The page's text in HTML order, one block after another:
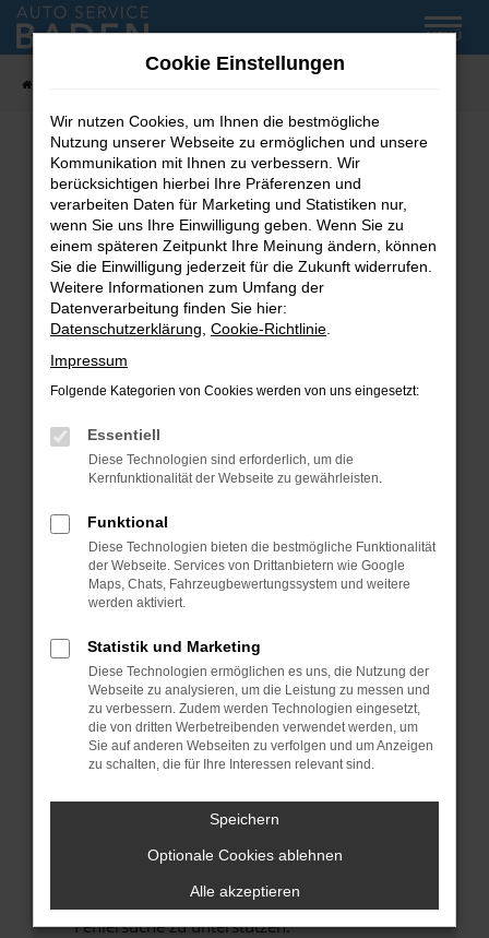
Zum
Hauptinhalt
MENÜ
Fehler: Network Error
Beim Laden ist ein Fehler aufgetreten.
Hier sind ein paar Tipps, die dir helfen können:
Überprüfe deine Firewall und deine
Internetverbindung.
Laden andere Webseiten, zum Beispiel deine
Suchmaschine?
Prüfe deine Browsererweiterungen.
können das Laden bestimmter Seiten
verhindern. Funktioniert die Seite in einem
Fenster?
Starte dein Gerät neu.
Das kann manchmal helfen, vorübergehende
Probleme zu beheben.
Betriebssystem auf dem neuesten Stand
sind.
Veraltete Software birgt nicht nur ein
Sicherheitsrisiko, sondern kann auch dazu
führen, dass bestimmte Funktionen nicht mehr
unterstützt werden.
Wende dich an den Webseitenbetreiber.
Wenn du alle oben genannten Schritte versucht
hast, kontaktiere uns bitte. Wir werden
uns diesen Text schicken, um uns bei der
Fehlersuche zu unterstützen:
Cookie Einstellungen
Wir nutzen Cookies, um Ihnen die bestmögliche
Nutzung unserer Webseite zu ermöglichen und unsere
Kommunikation mit Ihnen zu verbessern. Wir
berücksichtigen hierbei Ihre Präferenzen und
verarbeiten Daten für Marketing und Statistiken nur,
wenn Sie uns Ihre Einwilligung geben. Wenn Sie zu
einem späteren Zeitpunkt Ihre Meinung ändern, können
Sie die Einwilligung jederzeit für die Zukunft widerrufen.
Weitere Informationen zum Umfang der
Datenverarbeitung finden Sie hier:
Datenschutzerklärung Cookie-Richtlinie
Impressum
Folgende Kategorien von Cookies werden von uns eingesetzt:
Essentiell
Diese Technologien sind erforderlich, um die
Kernfunktionalität der Webseite zu gewährleisten.
Funktional
Diese Technologien bieten die bestmögliche Funktionalität
der Webseite. Services von Drittanbietern wie Google
Maps, Chats, Fahrzeugbewertungssystem und weitere
werden aktiviert.
Statistik und Marketing
Diese Technologien ermöglichen es uns, die Nutzung der
Webseite zu analysieren, um die Leistung zu messen und
zu verbessern. Zudem werden Technologien eingesetzt,
die von dritten Werbetreibenden verwendet werden, um
Sie auf anderen Webseiten zu verfolgen und um Anzeigen
zu schalten, die für Ihre Interessen relevant sind.
Speichern
Optionale Cookies ablehnen
Alle akzeptieren